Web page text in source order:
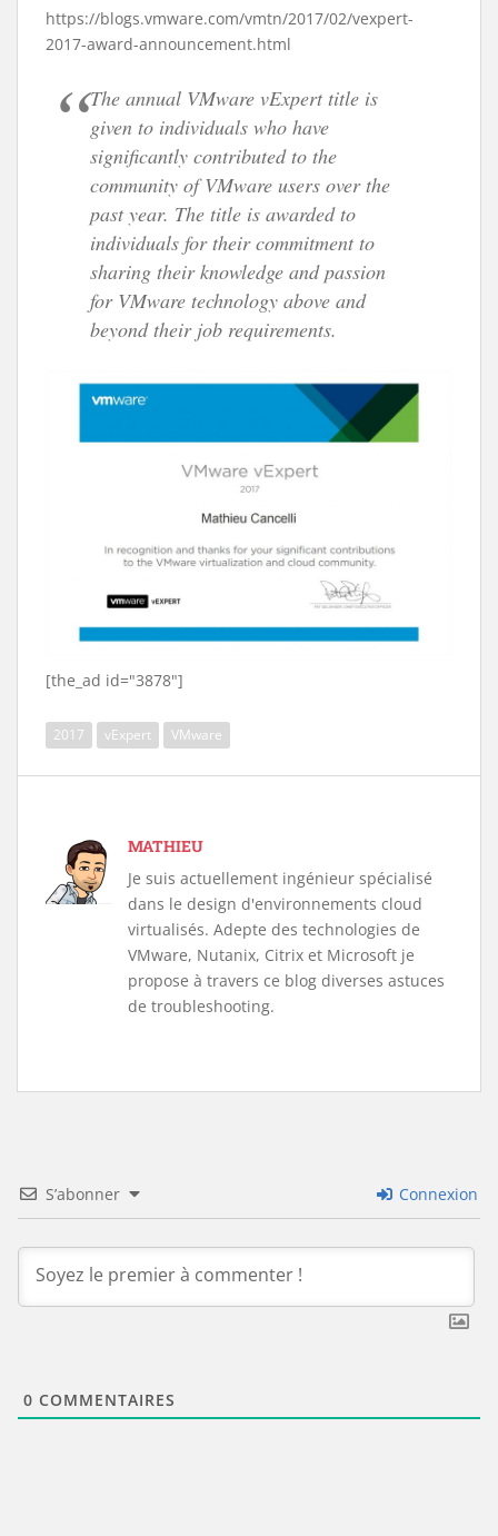
https://blogs.vmware.com/vmtn/2017/02/vexpert-
2017-award-announcement.html
The annual VMware vExpert title is
given to individuals who have
significantly contributed to the
community of VMware users over the
past year. The title is awarded to
individuals for their commitment to
sharing their knowledge and passion
for VMware technology above and
beyond their job requirements.
[the_ad id="3878"]
2017 vExpert VMware
MATHIEU
Je suis actuellement ingénieur spécialisé
dans le design d'environnements cloud
virtualisés. Adepte des technologies de
VMware, Nutanix, Citrix et Microsoft je
propose à travers ce blog diverses astuces
de troubleshooting.
S’abonner Connexion
0 COMMENTAIRES